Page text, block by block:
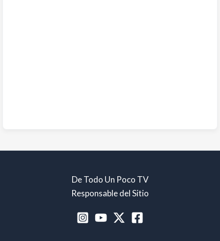
De Todo Un Poco TV
Responsable del Sitio